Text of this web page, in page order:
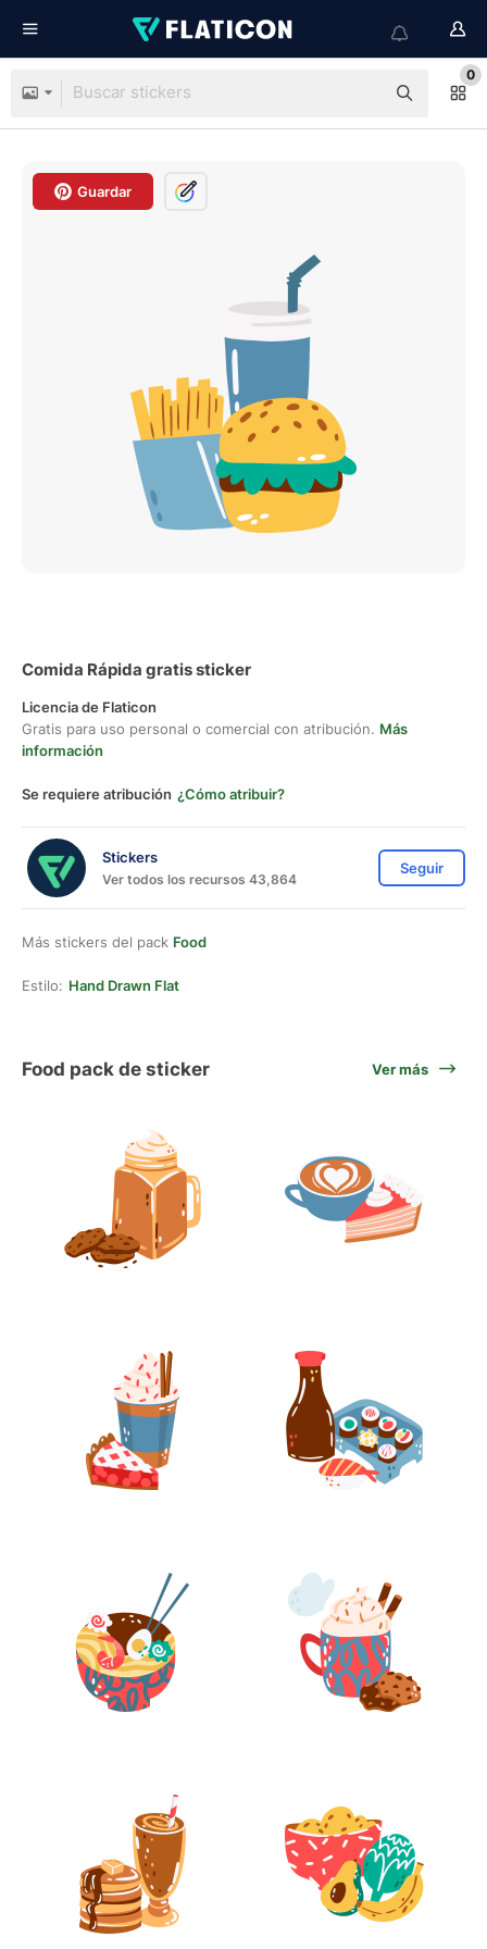
0
Guardar
Comida Rápida gratis sticker
Licencia de Flaticon
Gratis para uso personal o comercial con atribución. Más
información
Se requiere atribución ¿Cómo atribuir?
Stickers
Ver todos los recursos 43,864
Seguir
Más stickers del pack Food
Estilo: Hand Drawn Flat
Food pack de sticker Ver más